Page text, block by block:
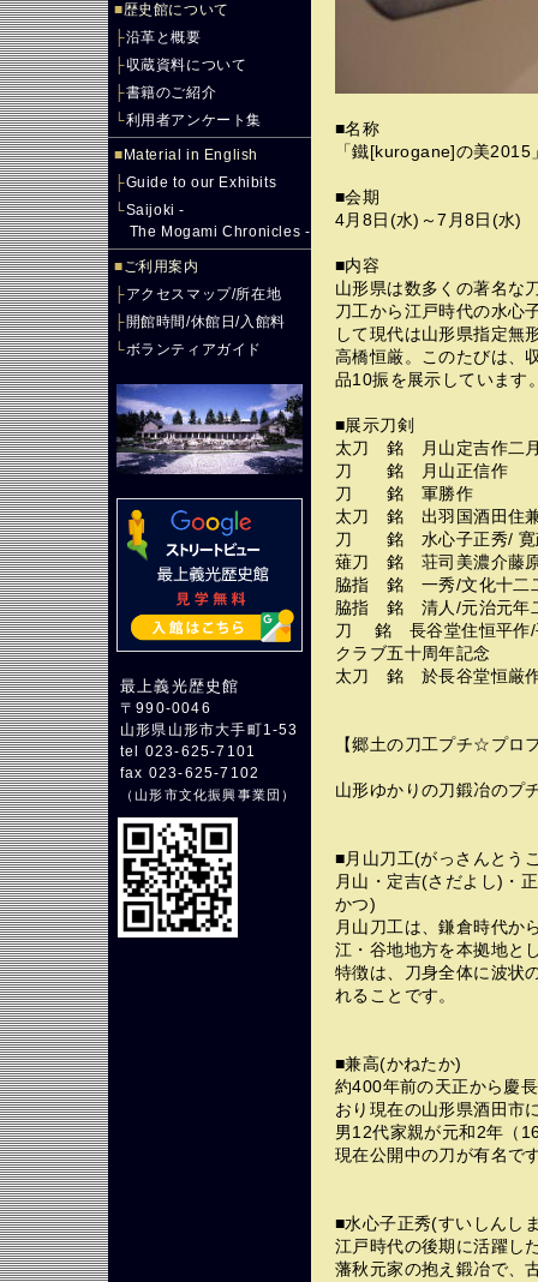
■歴史館について
├沿革と概要
├収蔵資料について
├書籍のご紹介
└利用者アンケート集
■ Material in English
├Guide to our Exhibits
└Saijoki -
The Mogami Chronicles -
■ご利用案内
├アクセスマップ/所在地
├開館時間/休館日/入館料
└ボランティアガイド
最上義光歴史館
〒990-0046
山形県山形市大手町1-53
tel 023-625-7101
fax 023-625-7102
（山形市文化振興事業団 ）
■名称
「鐵[kurogane]の美
■会期
4月8日(水)～7月8日(水)
■内容
山形県は数多くの著名な
刀工から江戸時代の水心
して現代は山形県指定無
高橋恒厳。このたびは、
品10振を展示しています
■展示刀剣
太刀 銘 月山定吉作二
刀 銘 月山正信作
刀 銘 軍勝作
太刀 銘 出羽国酒田住
刀 銘 水心子正秀/ 寛
薙刀 銘 荘司美濃介藤原
脇指 銘 一秀/文化十二
脇指 銘 清人/元治元年
刀 銘 長谷堂住恒平作/
クラブ五十周年記念
太刀 銘 於長谷堂恒厳
【郷土の刀工プチ☆プロ
山形ゆかりの刀鍛冶のプ
■月山刀工(がっさんとう
月山・定吉(さだよし)・
かつ)
月山刀工は、鎌倉時代か
江・谷地地方を本拠地と
特徴は、刀身全体に波状
れることです。
■兼高(かねたか)
約400年前の天正から慶
おり現在の山形県酒田市
男12代家親が元和2年（
現在公開中の刀が有名で
■水心子正秀(すいしんし
江戸時代の後期に活躍し
藩秋元家の抱え鍛冶で、